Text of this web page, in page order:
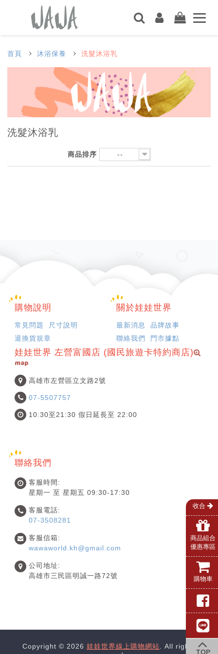
首頁 沐浴保養 洗髮沐浴乳
洗髮沐浴乳
商品排序 --
購物說明
常見問題
尺寸說明
退換貨規章
關於娃娃世界
最新消息
品牌故事
聯絡我們
門市據點
娃娃世界 左營富國店 (國民旅遊卡特約商店)
map
高雄市左營區立文路2號
07-5507757
10:30至21:30 假日延長至 22:00
聯絡我們
客服時間:
星期一 至 星期五 09:30-17:30
客服電話:
07-3508281
客服信箱:
wawaworld.kh@gmail.com
公司地址:
高雄市三民區明誠一路72號
Copyright © 2026 娃娃世界線上購物網站. All rights
收合
商品組合
優惠專區
購物車
TOP